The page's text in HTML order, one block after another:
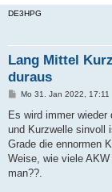
DE3HPG
Lang Mittel
duraus
B
i
r
a
Mo 31. Jan 2022, 17:11
Es wird immer
und Kurzwelle sinvoll
Grade die ennormen
Weise, wie viele
man??.